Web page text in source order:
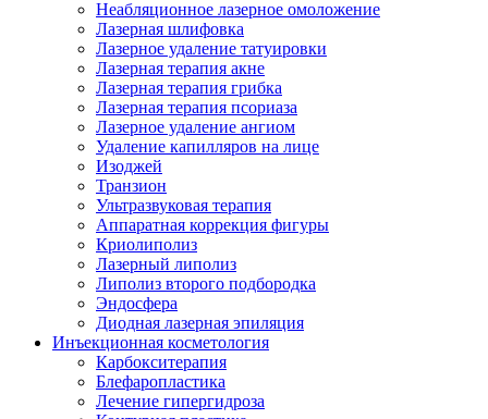
Неабляционное лазерное омоложение
Лазерная шлифовка
Лазерное удаление татуировки
Лазерная терапия акне
Лазерная терапия грибка
Лазерная терапия псориаза
Лазерное удаление ангиом
Удаление капилляров на лице
Изоджей
Транзион
Ультразвуковая терапия
Аппаратная коррекция фигуры
Криолиполиз
Лазерный липолиз
Липолиз второго подбородка
Эндосфера
Диодная лазерная эпиляция
Инъекционная косметология
Карбокситерапия
Блефаропластика
Лечение гипергидроза